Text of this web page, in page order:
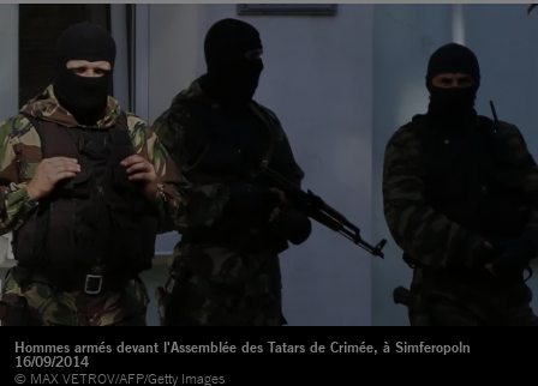
Hommes armés devant l'Assemblée des Tatars de Crimée, à Simferopoln
16/09/2014
© MAX VETROV/AFP/Getty Images